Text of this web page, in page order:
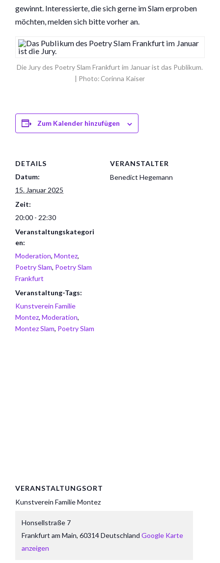
gewinnt. Interessierte, die sich gerne im Slam erproben
möchten, melden sich bitte vorher an.
Die Jury des Poetry Slam Frankfurt im Januar ist das Publikum.
| Photo: Corinna Kaiser
Zum Kalender hinzufügen
DETAILS
Datum:
15. Januar 2025
Zeit:
20:00 - 22:30
Veranstaltungskategori
en:
Moderation,Montez,
Poetry Slam, Poetry Slam
Frankfurt
Veranstaltung-Tags:
Kunstverein Familie
Montez,Moderation,
Montez Slam, Poetry Slam
VERANSTALTER
Benedict Hegemann
VERANSTALTUNGSORT
Kunstverein Familie Montez
Honsellstraße 7
Frankfurt am Main, 60314Deutschland Google Karte
anzeigen